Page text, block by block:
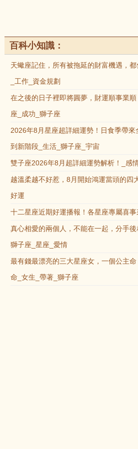
百科小知識：
天蠍座記住，所有被拖延的財富機遇，
_工作_資金規劃
在之後的日子裡即將圓夢，財運順事業
座_成功_獅子座
2026年8月星座超詳細運勢！日食季帶
到新階段_生活_獅子座_宇宙
雙子座2026年8月超詳細運勢解析！_感
越溫柔越不好惹，8月開始鴻運當頭的四
好運
十二星座近期好運播報！各星座專屬喜
真心相愛的兩個人，不能在一起，分手後
獅子座_星座_愛情
最有錢最漂亮的三大星座女，一個公主
命_女生_帶著_獅子座